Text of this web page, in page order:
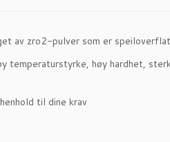
av zro2-pulver som er
temperaturstyrke, høy hardhet,
til dine krav